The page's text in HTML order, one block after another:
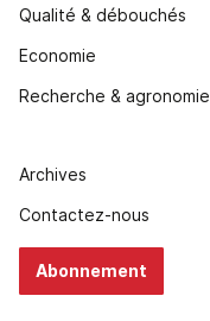
Qualité & débouchés
Economie
Recherche & agronomie
Archives
Contactez-nous
Abonnement